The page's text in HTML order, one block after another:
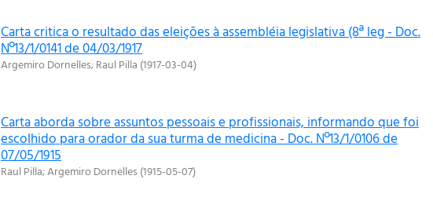
Carta critica o resultado das eleições à assembléia legislativa (8ª leg - Doc.
Nº13/1/0141 de 04/03/1917
Argemiro Dornelles;Raul Pilla (1917-03-04)
Carta aborda sobre assuntos pessoais e profissionais, informando que foi
escolhido para orador da sua turma de medicina - Doc. Nº13/1/0106 de
07/05/1915
Raul Pilla;Argemiro Dornelles(1915-05-07)